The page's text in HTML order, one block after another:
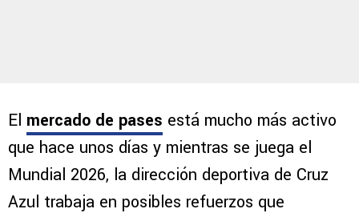
El mercado de pases está mucho más activo
que hace unos días y mientras se juega el
Mundial 2026, la dirección deportiva de Cruz
Azul trabaja en posibles refuerzos que